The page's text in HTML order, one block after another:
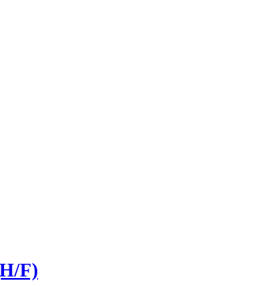
F)